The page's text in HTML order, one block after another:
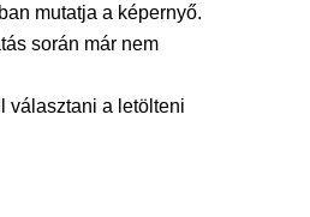
mutatja a képernyő.
során már nem
választani a letölteni